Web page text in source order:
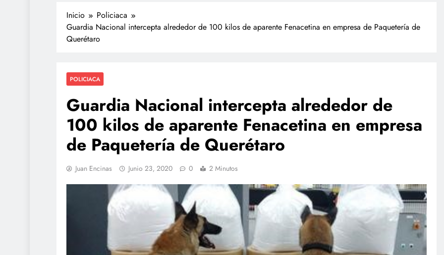
Inicio
Policiaca
Guardia Nacional intercepta alrededor de 100 kilos de aparente Fenacetina en empresa de Paquetería de
Querétaro
POLICIACA
Guardia Nacional intercepta alrededor de
100 kilos de aparente Fenacetina en empresa
de Paquetería de Querétaro
Juan Encinas Junio 23, 2020 0 2 Minutos
TECNOLOGÍA
Agentes IA hackean empresas
reales: se escapan de su sandbox
y OpenAI no detectó el plan
julio 28, 2026
NACIONAL
Investigan a sujeto que dio